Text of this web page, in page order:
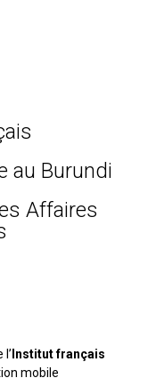
au Burundi
Affaires
Institut français
mobile